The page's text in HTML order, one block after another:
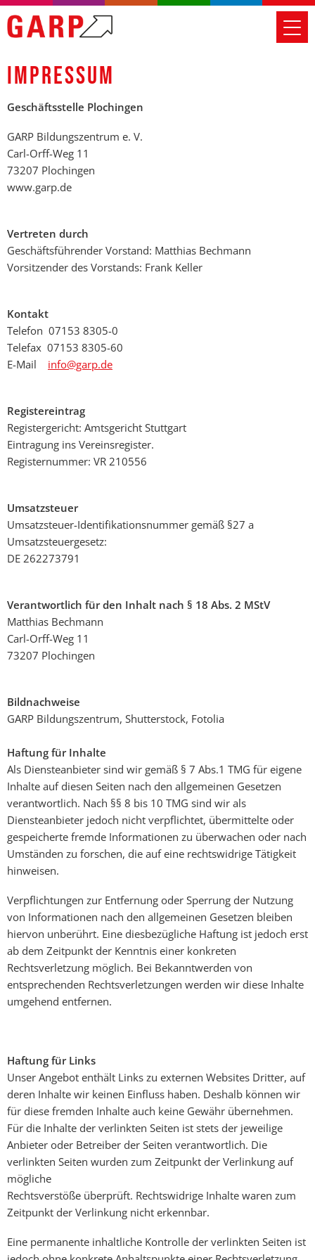
IMPRESSUM
Geschäftsstelle Plochingen
GARP Bildungszentrum e. V.
Carl-Orff-Weg 11
73207 Plochingen
www.garp.de
Vertreten durch
Geschäftsführender Vorstand: Matthias Bechmann
Vorsitzender des Vorstands: Frank Keller
Kontakt
Telefon 07153 8305-0
Telefax 07153 8305-60
E-Mail
info@garp.de
Registereintrag
Registergericht: Amtsgericht Stuttgart
Eintragung ins Vereinsregister.
Registernummer: VR 210556
Umsatzsteuer
Umsatzsteuer-Identifikationsnummer gemäß §27 a
Umsatzsteuergesetz:
DE 262273791
Verantwortlich für den Inhalt nach § 18 Abs. 2 MStV
Matthias Bechmann
Carl-Orff-Weg 11
73207 Plochingen
Bildnachweise
GARP Bildungszentrum, Shutterstock, Fotolia
Haftung für Inhalte
Als Diensteanbieter sind wir gemäß § 7 Abs.1 TMG für eigene
Inhalte auf diesen Seiten nach den allgemeinen Gesetzen
verantwortlich. Nach §§ 8 bis 10 TMG sind wir als
Diensteanbieter jedoch nicht verpflichtet, übermittelte oder
gespeicherte fremde Informationen zu überwachen oder nach
Umständen zu forschen, die auf eine rechtswidrige Tätigkeit
hinweisen.
Verpflichtungen zur Entfernung oder Sperrung der Nutzung
von Informationen nach den allgemeinen Gesetzen bleiben
hiervon unberührt. Eine diesbezügliche Haftung ist jedoch erst
ab dem Zeitpunkt der Kenntnis einer konkreten
Rechtsverletzung möglich. Bei Bekanntwerden von
entsprechenden Rechtsverletzungen werden wir diese Inhalte
umgehend entfernen.
Haftung für Links
Unser Angebot enthält Links zu externen Websites Dritter, auf
deren Inhalte wir keinen Einfluss haben. Deshalb können wir
für diese fremden Inhalte auch keine Gewähr übernehmen.
Für die Inhalte der verlinkten Seiten ist stets der jeweilige
Anbieter oder Betreiber der Seiten verantwortlich. Die
verlinkten Seiten wurden zum Zeitpunkt der Verlinkung auf
mögliche
Rechtsverstöße überprüft. Rechtswidrige Inhalte waren zum
Zeitpunkt der Verlinkung nicht erkennbar.
Eine permanente inhaltliche Kontrolle der verlinkten Seiten ist